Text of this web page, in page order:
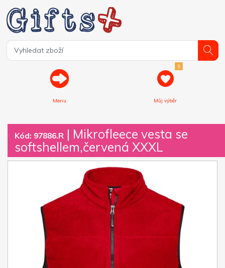
Menu
0
Můj výběr
Kód: 97886.R | Mikrofleece vesta se
softshellem,červená XXXL